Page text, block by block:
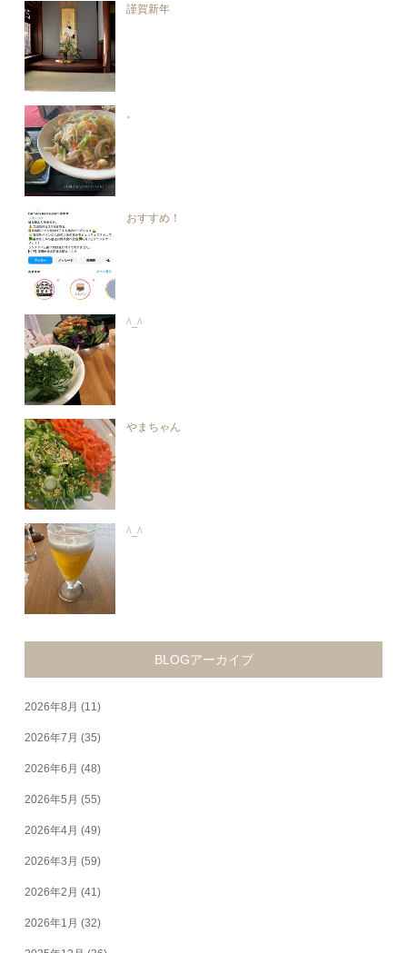
謹賀新年
。
おすすめ！
^_^
やまちゃん
^_^
BLOGアーカイブ
2026年8月 (11)
2026年7月 (35)
2026年6月 (48)
2026年5月 (55)
2026年4月 (49)
2026年3月 (59)
2026年2月 (41)
2026年1月 (32)